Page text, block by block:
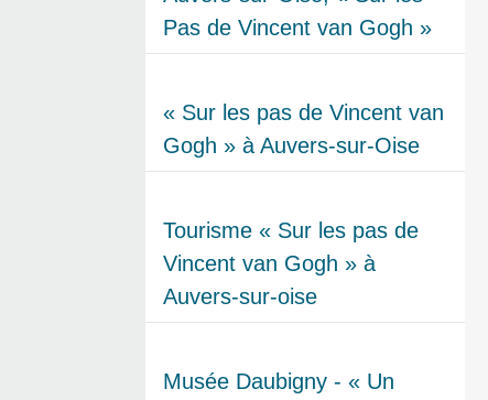
Pas de Vincent van Gogh »
« Sur les pas de Vincent van
Gogh » à Auvers-sur-Oise
Tourisme « Sur les pas de
Vincent van Gogh » à
Auvers-sur-oise
Musée Daubigny - « Un